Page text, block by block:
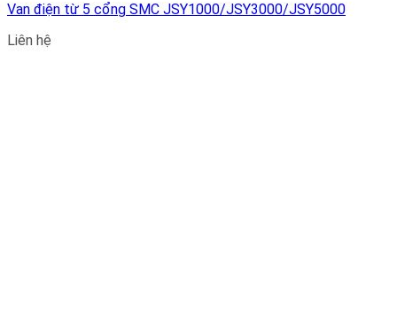
Van điện từ 5 cổng SMC JSY1000/JSY3000/JSY5000
Liên hệ